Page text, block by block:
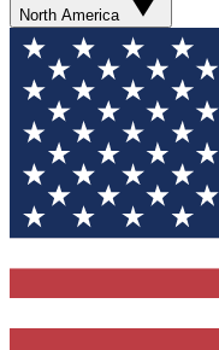
North America